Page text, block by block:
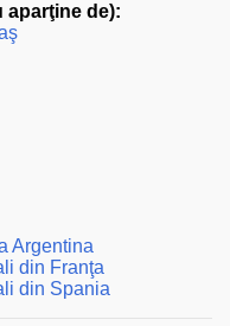
aparţine de):
Argentina
din Franţa
din Spania